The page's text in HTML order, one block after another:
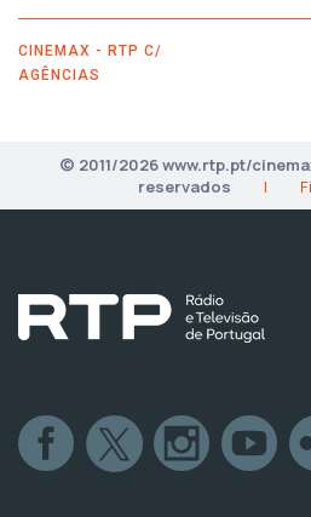
CINEMAX - RTP C/
AGÊNCIAS
© 2011/2026 www.rtp.pt/
reservados
|